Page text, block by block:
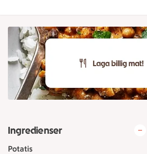
Ingredienser
Potatis